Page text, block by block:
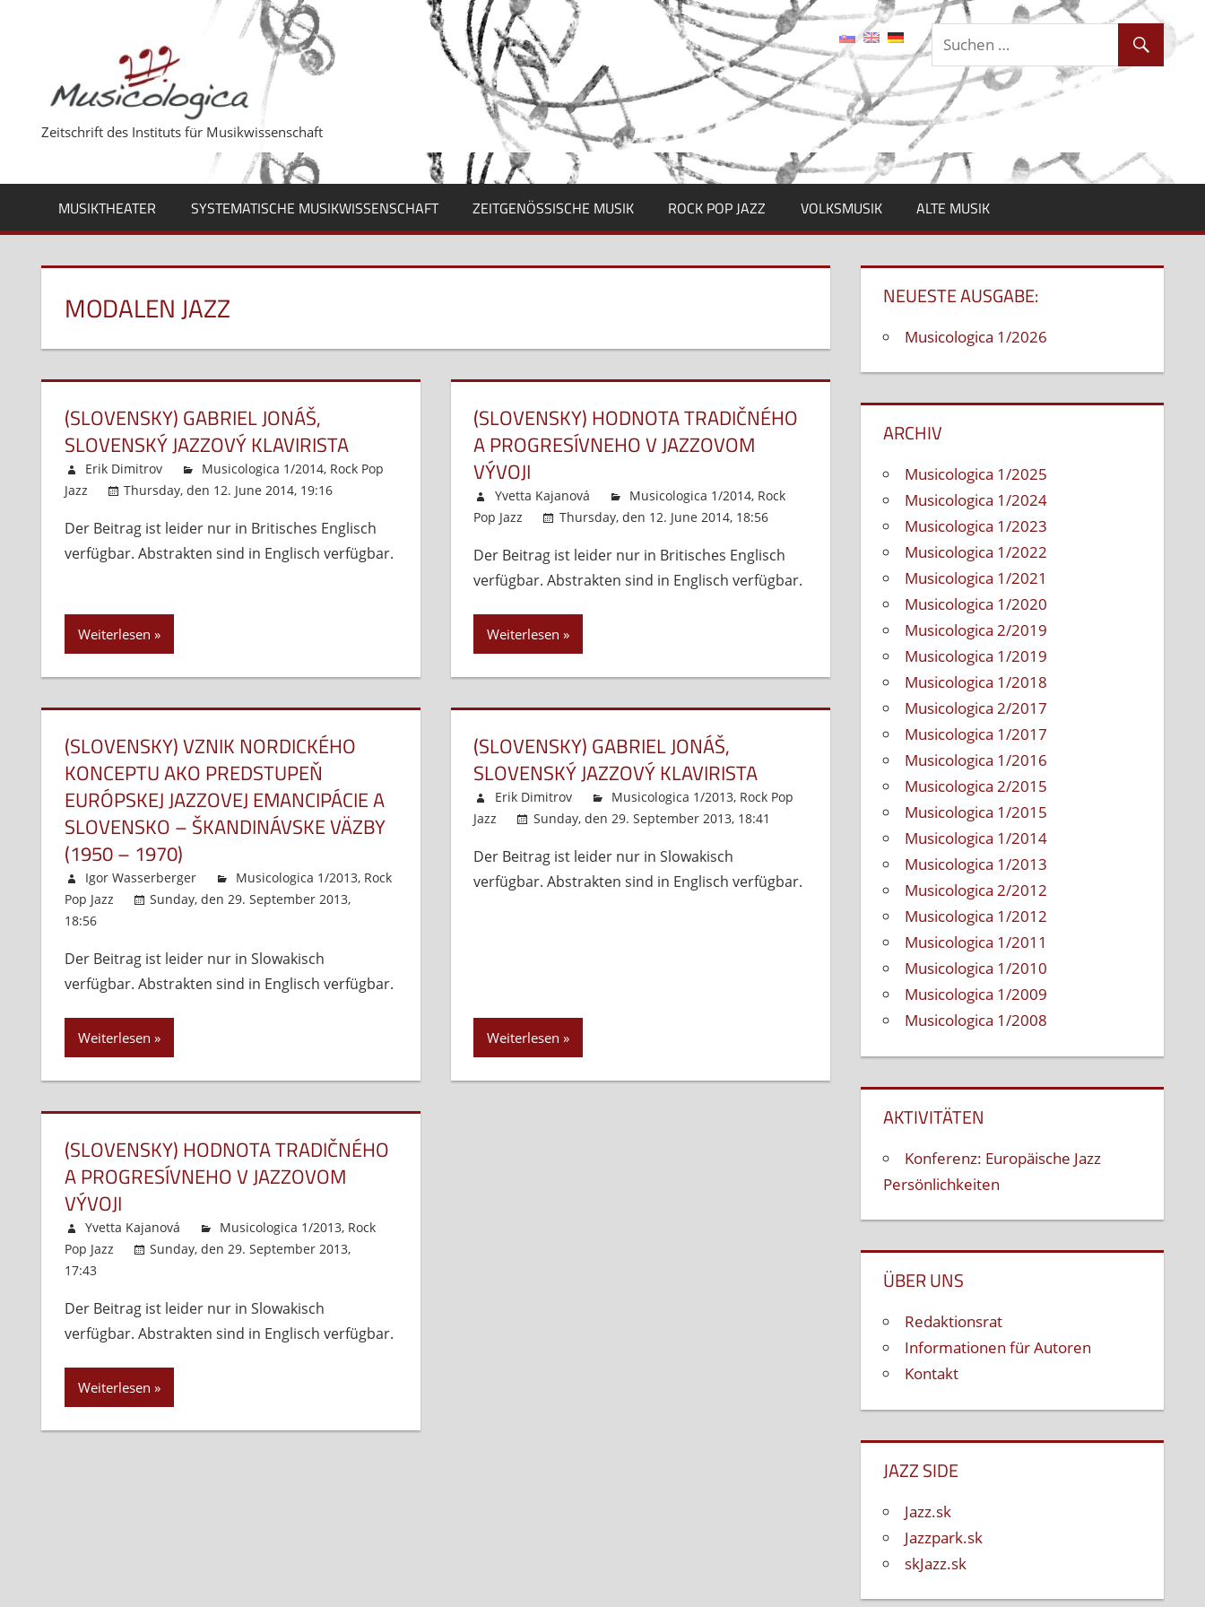
Zeitschrift des Instituts für Musikwissenschaft
MUSIKTHEATER SYSTEMATISCHE MUSIKWISSENSCHAFT ZEITGENÖSSISCHE MUSIK ROCK POP JAZZ VOLKSMUSIK ALTE MUSIK
MODALEN JAZZ
(SLOVENSKY) GABRIEL JONÁŠ,
SLOVENSKÝ JAZZOVÝ KLAVIRISTA
Erik Dimitrov Musicologica 1/2014, Rock Pop
Jazz
Thursday, den 12. June 2014, 19:16 Kommentare deaktiviertfür
(Slovensky)
Jonáš,
slovenský
klavirista
Der Beitrag ist leider nur in Britisches Englisch
verfügbar. Abstrakten sind in Englisch verfügbar.
Weiterlesen
(SLOVENSKY) HODNOTA TRADIČNÉHO
A PROGRESÍVNEHO V JAZZOVOM
VÝVOJI
Yvetta Kajanová Musicologica 1/2014, Rock
Pop Jazz
Thursday, den 12. June 2014, 18:56 Kommentare deaktiviert
für
(Slovensky)
Hodnota
tradičného
a
progresívneho
v
jazzovom
vývoji
Der Beitrag ist leider nur in Britisches Englisch
verfügbar. Abstrakten sind in Englisch verfügbar.
Weiterlesen
(SLOVENSKY) VZNIK NORDICKÉHO
KONCEPTU AKO PREDSTUPEŇ
EURÓPSKEJ JAZZOVEJ EMANCIPÁCIE A
SLOVENSKO – ŠKANDINÁVSKE VÄZBY
(1950 – 1970)
Igor Wasserberger Musicologica 1/2013, Rock
Pop Jazz
Sunday, den 29. September 2013,
18:56
Vznik
nordického
emancipácie
Slovensko
–
väzby
(1950
Der Beitrag ist leider nur in Slowakisch
verfügbar. Abstrakten sind in Englisch verfügbar.
Weiterlesen
(SLOVENSKY) GABRIEL JONÁŠ,
SLOVENSKÝ JAZZOVÝ KLAVIRISTA
Erik Dimitrov Musicologica 1/2013, Rock Pop
Jazz
Sunday, den 29. September 2013, 18:41 Kommentare deaktiviertfür
(Slovensky)
Gabriel
Jonáš,
slovenský
jazzový
klavirista
Der Beitrag ist leider nur in Slowakisch
verfügbar. Abstrakten sind in Englisch verfügbar.
Weiterlesen
(SLOVENSKY) HODNOTA TRADIČNÉHO
A PROGRESÍVNEHO V JAZZOVOM
VÝVOJI
Yvetta Kajanová Musicologica 1/2013, Rock
Pop Jazz
Sunday, den 29. September 2013,
17:43
Hodnota
tradičného
Der Beitrag ist leider nur in Slowakisch
verfügbar. Abstrakten sind in Englisch verfügbar.
Weiterlesen
NEUESTE AUSGABE:
Musicologica 1/2026
ARCHIV
Musicologica 1/2025
Musicologica 1/2024
Musicologica 1/2023
Musicologica 1/2022
Musicologica 1/2021
Musicologica 1/2020
Musicologica 2/2019
Musicologica 1/2019
Musicologica 1/2018
Musicologica 2/2017
Musicologica 1/2017
Musicologica 1/2016
Musicologica 2/2015
Musicologica 1/2015
Musicologica 1/2014
Musicologica 1/2013
Musicologica 2/2012
Musicologica 1/2012
Musicologica 1/2011
Musicologica 1/2010
Musicologica 1/2009
Musicologica 1/2008
AKTIVITÄTEN
Konferenz: Europäische Jazz
Persönlichkeiten
ÜBER UNS
Redaktionsrat
Informationen für Autoren
Kontakt
JAZZ SIDE
Jazz.sk
Jazzpark.sk
skJazz.sk